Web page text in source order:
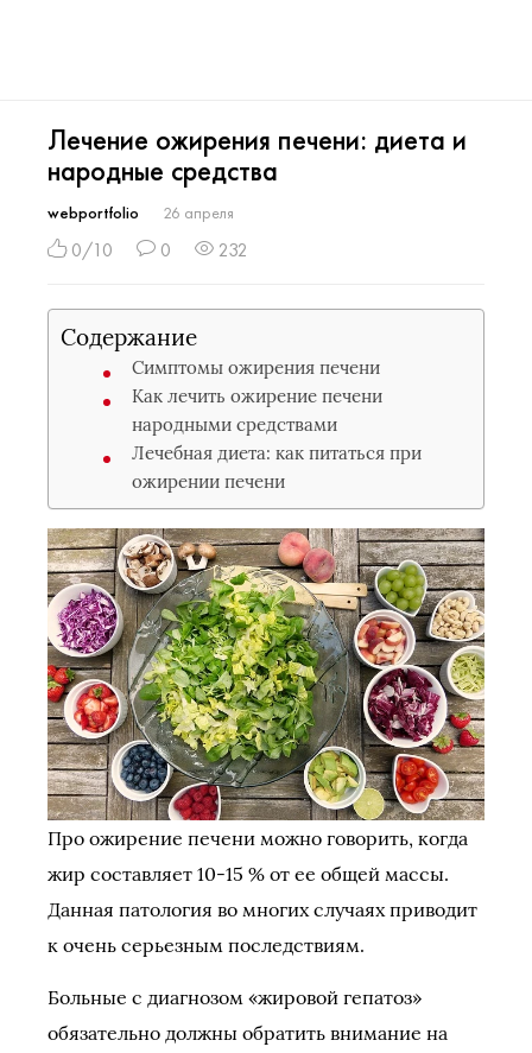
Лечение ожирения печени: диета и
народные средства
webportfolio 26 апреля
0/10 0 232
Содержание
Симптомы ожирения печени
Как лечить ожирение печени
народными средствами
Лечебная диета: как питаться при
ожирении печени
Про ожирение печени можно говорить, когда
жир составляет 10-15 % от ее общей массы.
Данная патология во многих случаях приводит
к очень серьезным последствиям.
Больные с диагнозом «жировой гепатоз»
обязательно должны обратить внимание на